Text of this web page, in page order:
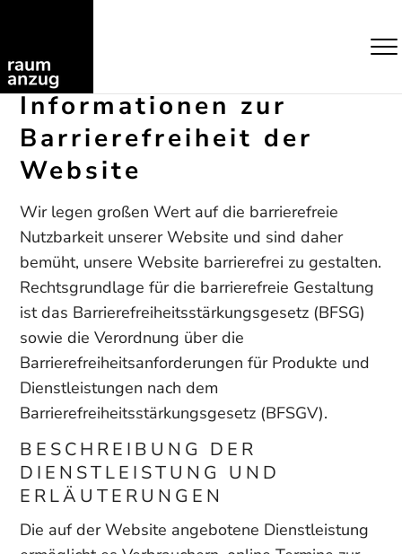
Informationen zur
Barrierefreiheit der
Website
Wir legen großen Wert auf die barrierefreie
Nutzbarkeit unserer Website und sind daher
bemüht, unsere Website barrierefrei zu gestalten.
Rechtsgrundlage für die barrierefreie Gestaltung
ist das Barrierefreiheitsstärkungsgesetz (BFSG)
sowie die Verordnung über die
Barrierefreiheitsanforderungen für Produkte und
Dienstleistungen nach dem
Barrierefreiheitsstärkungsgesetz (BFSGV).
BESCHREIBUNG DER
DIENSTLEISTUNG UND
ERLÄUTERUNGEN
Die auf der Website angebotene Dienstleistung